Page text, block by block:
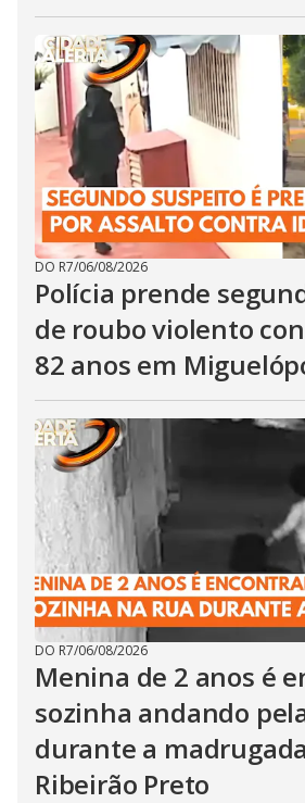
DO R7/06/08/2026
Polícia prende
de roubo violento
82 anos em
DO R7/06/08/2026
Menina de 2 anos é
sozinha andando
durante a
Ribeirão Preto